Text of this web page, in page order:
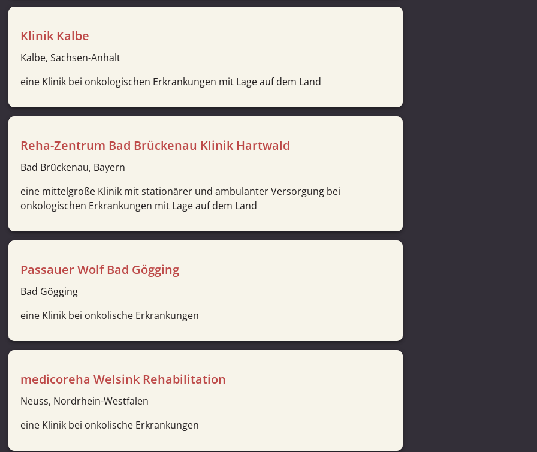
Klinik Kalbe
Kalbe, Sachsen-Anhalt
eine Klinik bei onkologischen Erkrankungen mit Lage auf dem Land
Reha-Zentrum Bad Brückenau Klinik Hartwald
Bad Brückenau, Bayern
eine mittelgroße Klinik mit stationärer und ambulanter Versorgung bei
onkologischen Erkrankungen mit Lage auf dem Land
Passauer Wolf Bad Gögging
Bad Gögging
eine Klinik bei onkolische Erkrankungen
medicoreha Welsink Rehabilitation
Neuss, Nordrhein-Westfalen
eine Klinik bei onkolische Erkrankungen